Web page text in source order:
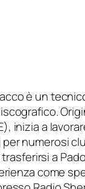
è un
inizia a
numerosi
a
come